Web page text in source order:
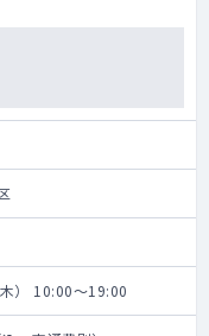
） 10:00～19:00